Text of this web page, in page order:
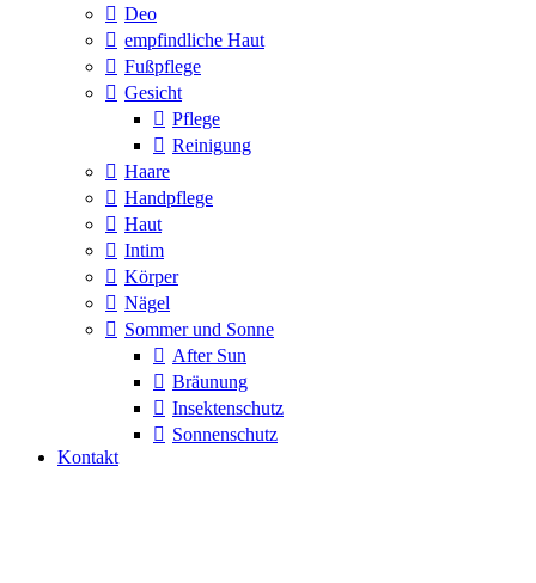
Deo
empfindliche Haut
Fußpflege
Gesicht
Pflege
Reinigung
Haare
Handpflege
Haut
Intim
Körper
Nägel
Sommer und Sonne
After Sun
Bräunung
Insektenschutz
Sonnenschutz
Kontakt